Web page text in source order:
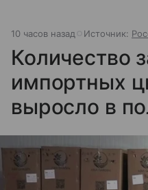
10 часов назад Источник:
Количество
импортных
выросло в